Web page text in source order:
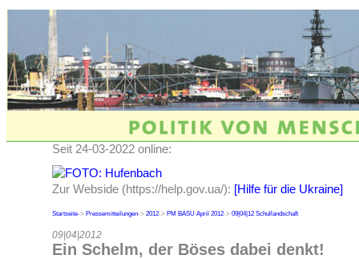
Seit 24-03-2022 online:
Zur Webside (https://help.gov.ua/): [Hilfe für die Ukraine]
Startseite-> Pressemitteilungen-> 2012-> PM BASU April 2012-> 09|04|12 Schullandschaft
09|04|2012
Ein Schelm, der Böses dabei denkt!